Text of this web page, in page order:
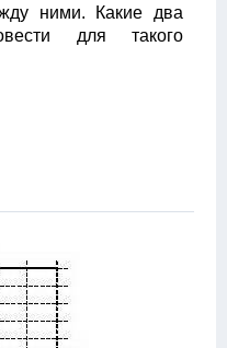
ними. Какие два
для такого